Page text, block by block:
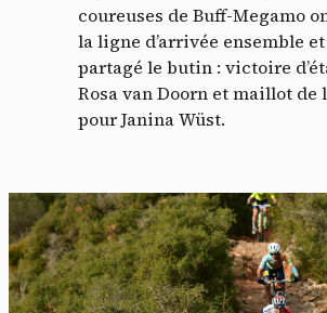
coureuses de Buff-Megamo
la ligne d’arrivée ensemble
partagé le butin : victoire
Rosa van Doorn et maillot de
pour Janina Wüst.